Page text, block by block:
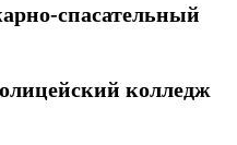
спасательный
колледж